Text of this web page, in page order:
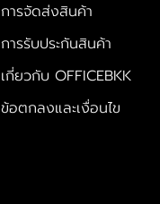
การจัดส่งสินค้า
การรับประกันสินค้า
เกี่ยวกับ OFFICEBKK
ข้อตกลงและเงื่อนไข